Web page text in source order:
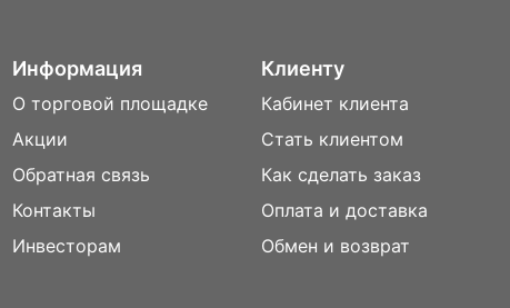
Информация
О торговой площадке
Акции
Обратная связь
Контакты
Инвесторам
Клиенту
Кабинет клиента
Стать клиентом
Как сделать заказ
Оплата и доставка
Обмен и возврат